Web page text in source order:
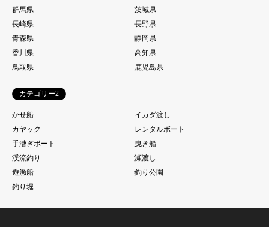
群馬県
茨城県
長崎県
長野県
青森県
静岡県
香川県
高知県
鳥取県
鹿児島県
カテゴリー2
かせ船
イカダ渡し
カヤック
レンタルボート
手漕ぎボート
曳き船
渓流釣り
瀬渡し
遊漁船
釣り公園
釣り堀